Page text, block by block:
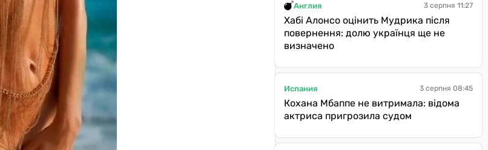
Англия 3 серпня 11:27
Хабі Алонсо оцінить Мудрика після
повернення: долю українця ще не
визначено
Испания 3 серпня 08:45
Кохана Мбаппе не витримала: відома
актриса пригрозила судом